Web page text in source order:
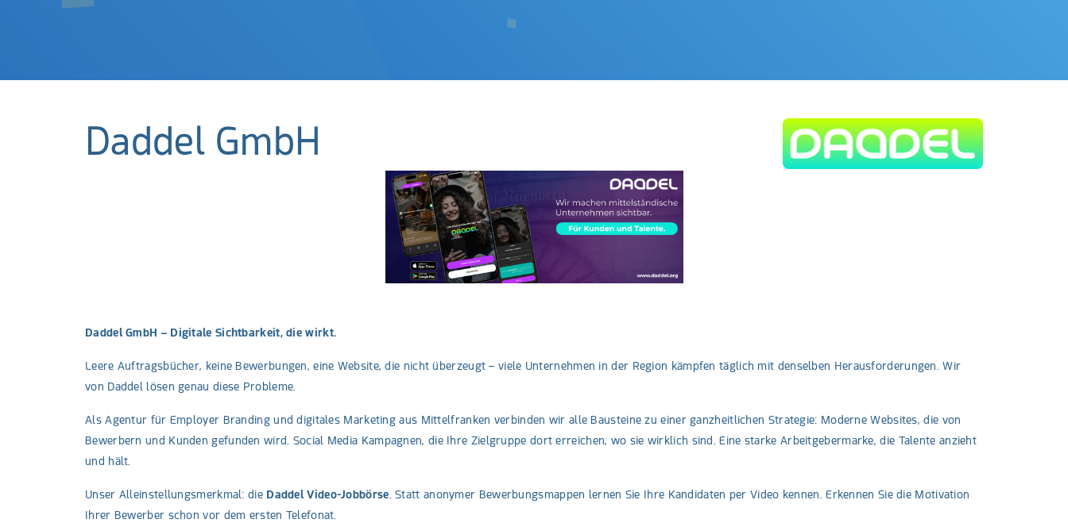
Daddel GmbH
Daddel GmbH – Digitale Sichtbarkeit, die wirkt.
Leere Auftragsbücher, keine Bewerbungen, eine Website, die nicht überzeugt – viele Unternehmen in der Region kämpfen täglich mit denselben Herausforderungen. Wir
von Daddel lösen genau diese Probleme.
Als Agentur für Employer Branding und digitales Marketing aus Mittelfranken verbinden wir alle Bausteine zu einer ganzheitlichen Strategie: Moderne Websites, die von
Bewerbern und Kunden gefunden wird. Social Media Kampagnen, die Ihre Zielgruppe dort erreichen, wo sie wirklich sind. Eine starke Arbeitgebermarke, die Talente anzieht
und hält.
Unser Alleinstellungsmerkmal: die Daddel Video-Jobbörse. Statt anonymer Bewerbungsmappen lernen Sie Ihre Kandidaten per Video kennen. Erkennen Sie die Motivation
Ihrer Bewerber schon vor dem ersten Telefonat.